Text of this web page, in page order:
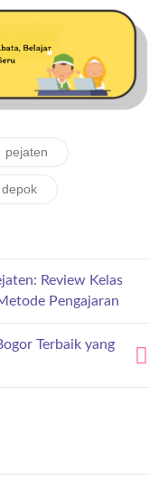
pejaten
Terbaik yang
Review Kelas
Pengajaran